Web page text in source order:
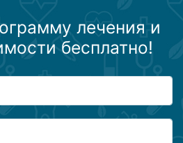
лечения и
бесплатно!